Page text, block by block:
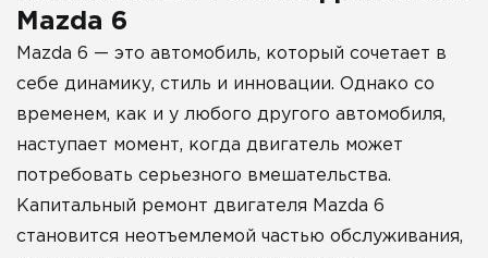
Mazda 6
Mazda 6 — это автомобиль, который сочетает в
себе динамику, стиль и инновации. Однако со
временем, как и у любого другого автомобиля,
наступает момент, когда двигатель может
потребовать серьезного вмешательства.
Капитальный ремонт двигателя Mazda 6
становится неотъемлемой частью обслуживания,